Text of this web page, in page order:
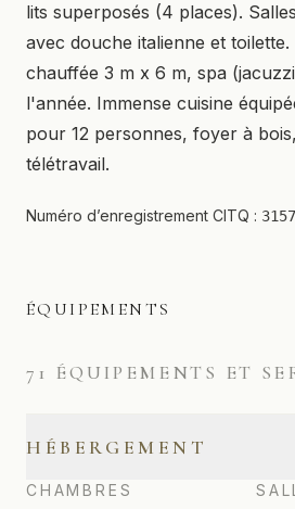
lits superposés (4 places).
avec douche italienne et
chauffée 3 m x 6 m, spa
l'année. Immense cuisine
pour 12 personnes, foyer à
télétravail.
Numéro d’enregistrement CITQ :
ÉQUIPEMENTS
71 ÉQUIPEMENTS ET
HÉBERGEMENT
CHAMBRES